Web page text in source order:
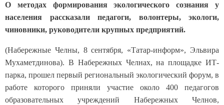
О методах формирования экологического сознания у
населения рассказали педагоги, волонтеры, экологи,
чиновники, руководители крупных предприятий.
(Набережные Челны, 8 сентября, «Татар-информ», Эльвира
Мухаметдинова). В Набережных Челнах, на площадке ИТ-
парка, прошел первый региональный экологический форум, в
работе которого приняли участие около 400 педагогов
образовательных учреждений Набережных Челнов,